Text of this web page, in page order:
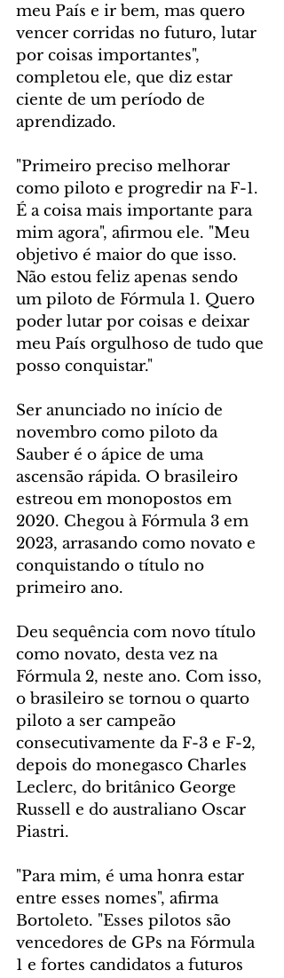
meu País e ir bem, mas quero
vencer corridas no futuro, lutar
por coisas importantes",
completou ele, que diz estar
ciente de um período de
aprendizado.
"Primeiro preciso melhorar
como piloto e progredir na F-1.
É a coisa mais importante para
mim agora", afirmou ele. "Meu
objetivo é maior do que isso.
Não estou feliz apenas sendo
um piloto de Fórmula 1. Quero
poder lutar por coisas e deixar
meu País orgulhoso de tudo que
posso conquistar."
Ser anunciado no início de
novembro como piloto da
Sauber é o ápice de uma
ascensão rápida. O brasileiro
estreou em monopostos em
2020. Chegou à Fórmula 3 em
2023, arrasando como novato e
conquistando o título no
primeiro ano.
Deu sequência com novo título
como novato, desta vez na
Fórmula 2, neste ano. Com isso,
o brasileiro se tornou o quarto
piloto a ser campeão
consecutivamente da F-3 e F-2,
depois do monegasco Charles
Leclerc, do britânico George
Russell e do australiano Oscar
Piastri.
"Para mim, é uma honra estar
entre esses nomes", afirma
Bortoleto. "Esses pilotos são
vencedores de GPs na Fórmula
1 e fortes candidatos a futuros